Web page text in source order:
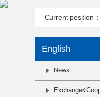
Current position：
English
News